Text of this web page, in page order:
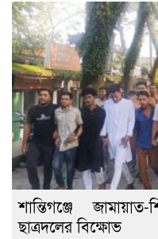
শান্তিগঞ্জে
ছাত্রদলের বিক্ষোভ